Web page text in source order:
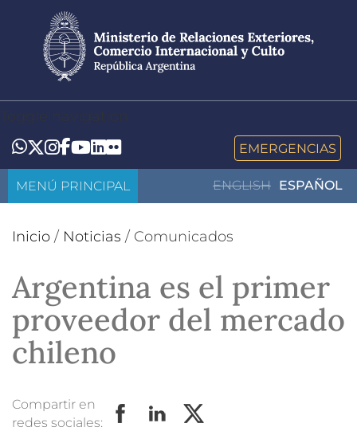
contenido
principal
Toggle navigation
Whatsapp
Twitter
Instagram
Facebook
YouTube
LinkedIn
Flickr EMERGENCIAS
ENGLISH ESPAÑOL
MENÚ PRINCIPAL
Inicio / Noticias / Comunicados
Argentina es el primer
proveedor del mercado
chileno
Compartir en
redes sociales: